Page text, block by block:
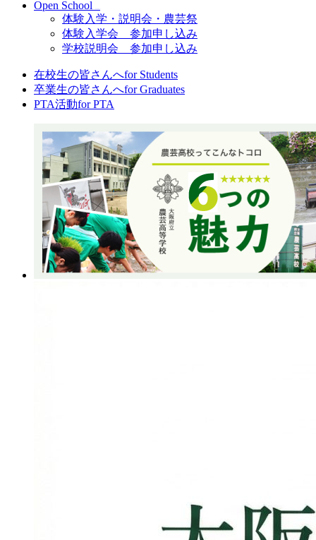
Open School
体験入学・説明会・農芸祭
体験入学会 参加申し込み
学校説明会 参加申し込み
在校生の皆さんへfor Students
卒業生の皆さんへfor Graduates
PTA活動for PTA